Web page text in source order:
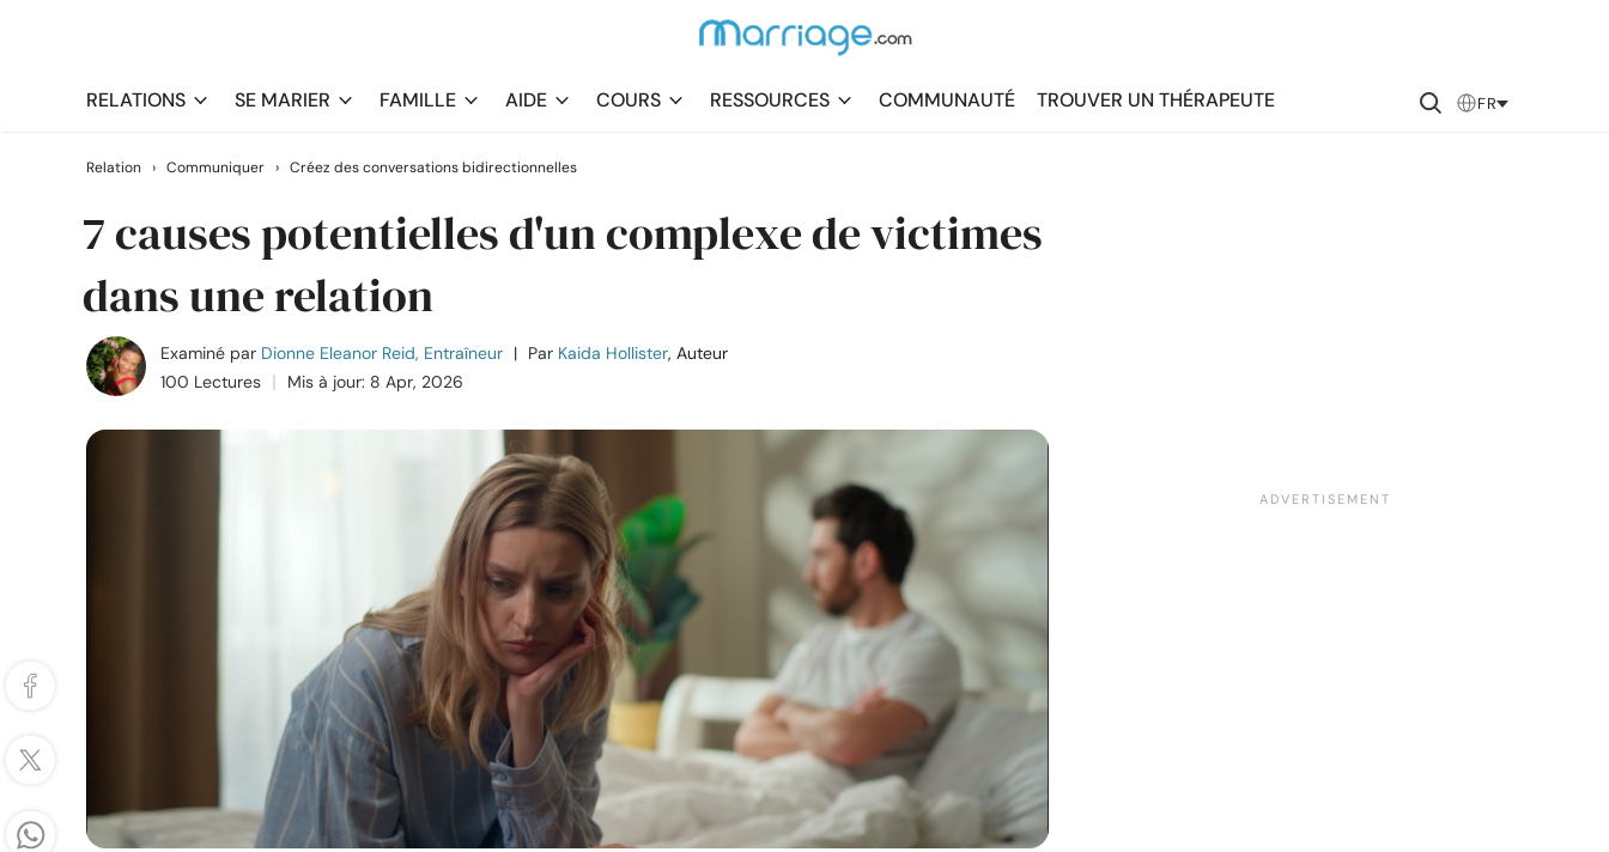
RELATIONS SE MARIER FAMILLE AIDE COURS RESSOURCES COMMUNAUTÉ TROUVER UN THÉRAPEUTE FR
Relation › Communiquer › Créez des conversations bidirectionnelles
7 causes potentielles d'un complexe de victimes
dans une relation
Examiné par Dionne Eleanor Reid, Entraîneur | Par Kaida Hollister, Auteur
100 Lectures
Mis à jour: 8 Apr, 2026